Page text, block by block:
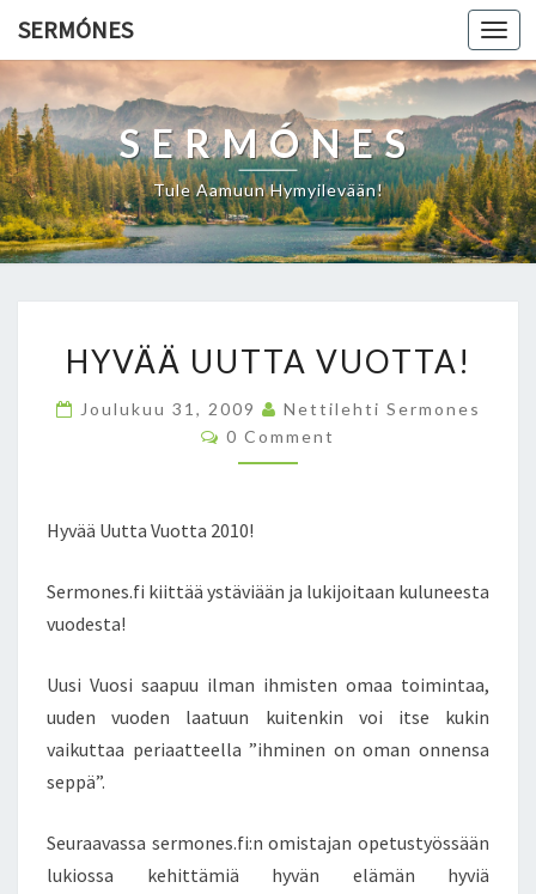
SERMÓNES
SERMÓNES
Tule Aamuun Hymyilevään!
Ä
Ä
U
V
T
A
!
HYVÄÄ UUTTA VUOTTA!
Joulukuu 31, 2009
Nettilehti Sermones
C
O
N
T
0 Comment
Hyvää Uutta Vuotta 2010!
Sermones.fi kiittää ystäviään ja lukijoitaan kuluneesta
vuodesta!
Uusi Vuosi saapuu ilman ihmisten omaa toimintaa,
uuden vuoden laatuun kuitenkin voi itse kukin
vaikuttaa periaatteella ”ihminen on oman onnensa
seppä”.
Seuraavassa sermones.fi:n omistajan opetustyössään
lukiossa kehittämiä hyvän elämän hyviä